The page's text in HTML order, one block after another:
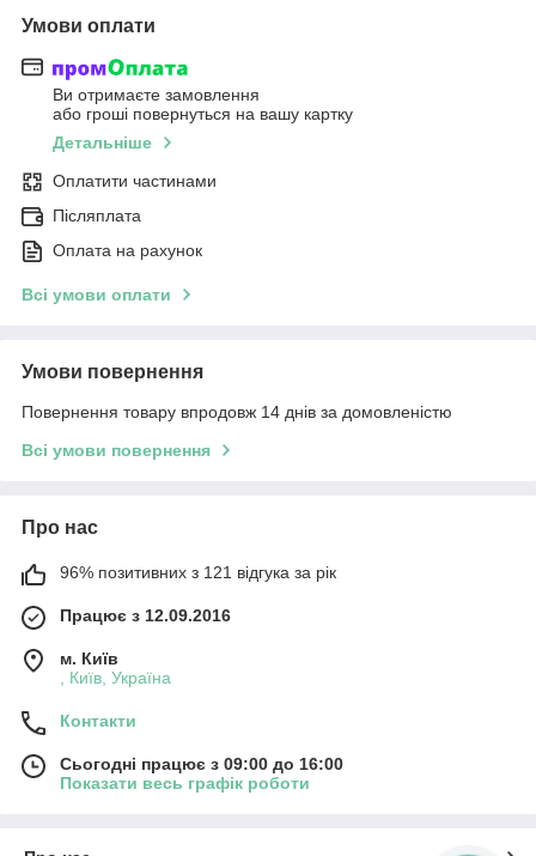
Умови оплати
Ви отримаєте замовлення
або гроші повернуться на вашу картку
Детальніше
Оплатити частинами
Післяплата
Оплата на рахунок
Всі умови оплати
Умови повернення
Повернення товару впродовж 14 днів за домовленістю
Всі умови повернення
Про нас
96% позитивних з 121 відгука за рік
Працює з 12.09.2016
м. Київ
, Київ, Україна
Контакти
Сьогодні працює з 09:00 до 16:00
Показати весь графік роботи